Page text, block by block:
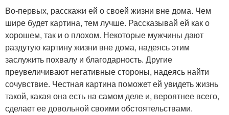
Во-первых, расскажи ей о своей жизни вне дома. Чем
шире будет картина, тем лучше. Рассказывай ей как о
хорошем, так и о плохом. Некоторые мужчины дают
раздутую картину жизни вне дома, надеясь этим
заслужить похвалу и благодарность. Другие
преувеличивают негативные стороны, надеясь найти
сочувствие. Честная картина поможет ей увидеть жизнь
такой, какая она есть на самом деле и, вероятнее всего,
сделает ее довольной своими обстоятельствами.